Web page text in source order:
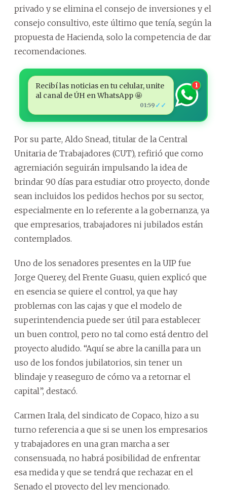
privado y se elimina el consejo de inversiones y el
consejo consultivo, este último que tenía, según la
propuesta de Hacienda, solo la competencia de dar
recomendaciones.
Recibí las noticias en tu celular, unite
al canal de ÚH en WhatsApp 🤩
01:59 ✓✓
1
Por su parte, Aldo Snead, titular de la Central
Unitaria de Trabajadores (CUT), refirió que como
agremiación seguirán impulsando la idea de
brindar 90 días para estudiar otro proyecto, donde
sean incluidos los pedidos hechos por su sector,
especialmente en lo referente a la gobernanza, ya
que empresarios, trabajadores ni jubilados están
contemplados.
Uno de los senadores presentes en la UIP fue
Jorge Querey, del Frente Guasu, quien explicó que
en esencia se quiere el control, ya que hay
problemas con las cajas y que el modelo de
superintendencia puede ser útil para establecer
un buen control, pero no tal como está dentro del
proyecto aludido. “Aquí se abre la canilla para un
uso de los fondos jubilatorios, sin tener un
blindaje y reaseguro de cómo va a retornar el
capital”, destacó.
Carmen Irala, del sindicato de Copaco, hizo a su
turno referencia a que si se unen los empresarios
y trabajadores en una gran marcha a ser
consensuada, no habrá posibilidad de enfrentar
esa medida y que se tendrá que rechazar en el
Senado el proyecto del ley mencionado.